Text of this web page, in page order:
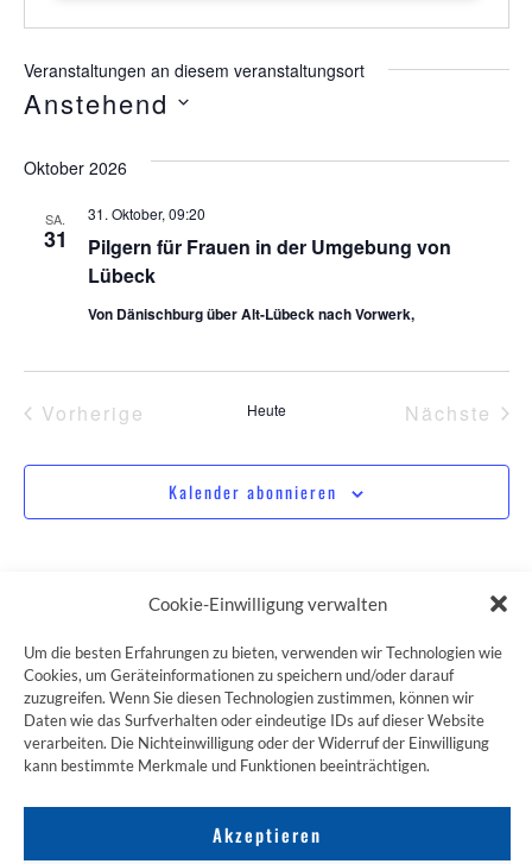
Cookie-Einwilligung verwalten
Um die besten Erfahrungen zu bieten, verwenden wir Technologien wie
Cookies, um Geräteinformationen zu speichern und/oder darauf
zuzugreifen. Wenn Sie diesen Technologien zustimmen, können wir
Daten wie das Surfverhalten oder eindeutige IDs auf dieser Website
verarbeiten. Die Nichteinwilligung oder der Widerruf der Einwilligung
kann bestimmte Merkmale und Funktionen beeinträchtigen.
Akzeptieren
Veranstaltungen an diesem veranstaltungsort
Anstehend
Oktober 2026
SA.
31
Pilgern für Frauen in der Umgebung von
Lübeck
31. Oktober, 09:20
Von Dänischburg über Alt-Lübeck nach Vorwerk,
Vorherige Veranstaltungen
Heute Nächste
Kalender abonnieren
ZUM JAKOBSWEG SHOP